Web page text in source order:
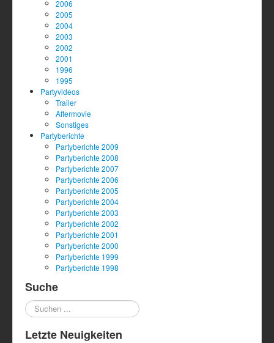
2006
2005
2004
2003
2002
2001
1996
1995
Partyvideos
Trailer
Aftermovie
Sonstiges
Partyberichte
Partyberichte 2009
Partyberichte 2008
Partyberichte 2007
Partyberichte 2006
Partyberichte 2005
Partyberichte 2004
Partyberichte 2003
Partyberichte 2002
Partyberichte 2001
Partyberichte 2000
Partyberichte 1999
Partyberichte 1998
Suche
Suchen
...
Letzte Neuigkeiten